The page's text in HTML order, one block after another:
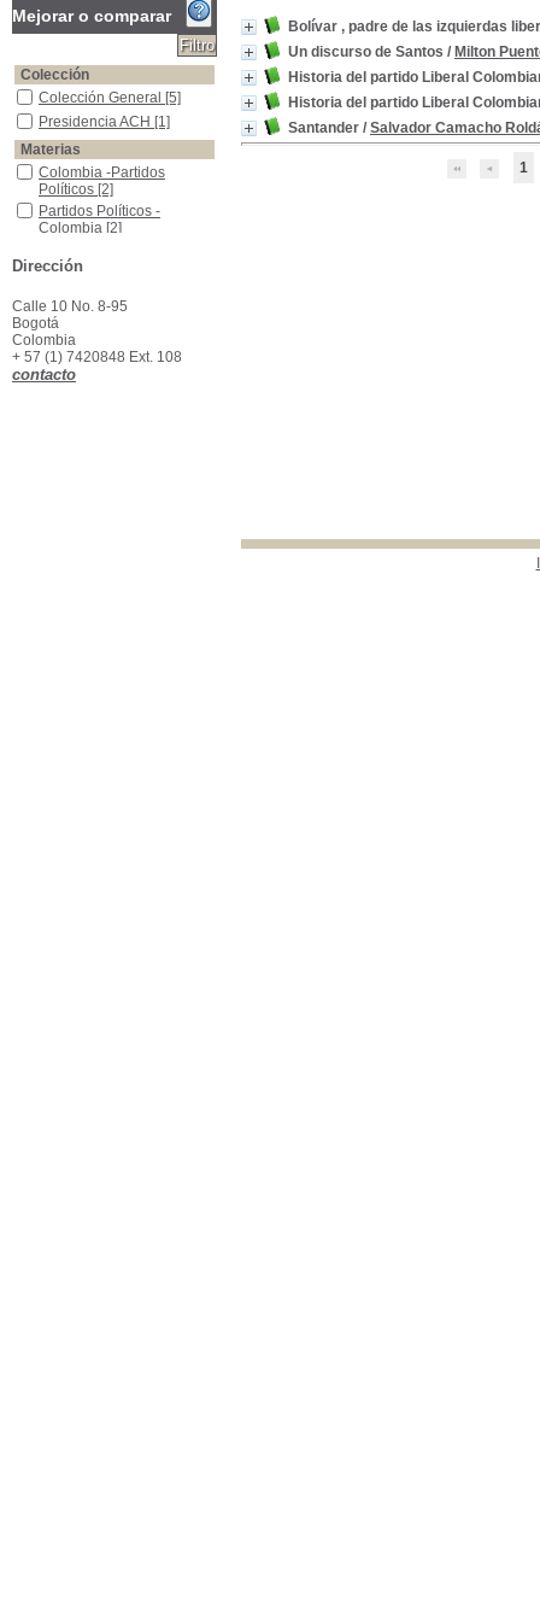
Bolívar , padre de las izquierdas
Un discurso de Santos / Milton
Historia del partido Liberal
Historia del partido Liberal
Santander / Salvador Camacho
1
Mejorar o comparar
Colección
Colección General
Colección General [5]
Presidencia ACH
Presidencia ACH [1]
Materias
Colombia -Partidos Políticos
Colombia -Partidos
Políticos [2]
Partidos Políticos -Colombia
Partidos Políticos -
Colombia [2]
Homenajes póstumos
Santander, Francisco de Paula, 1792-1840--Crítica e interpretación
Santander, Francisco de
Paula, 1792-1840--Crítica
e interpretación
Vida y obra
Vida y obra
Dirección
Calle 10 No. 8-95
Bogotá
Colombia
+ 57 (1) 7420848 Ext. 108
contacto